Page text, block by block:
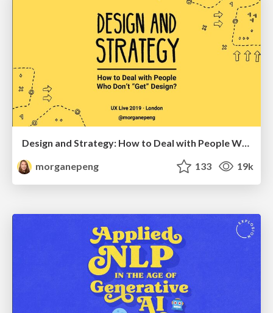
Design and Strategy: How to Deal with People Who Don’t "Get" Design
morganepeng
133 19k